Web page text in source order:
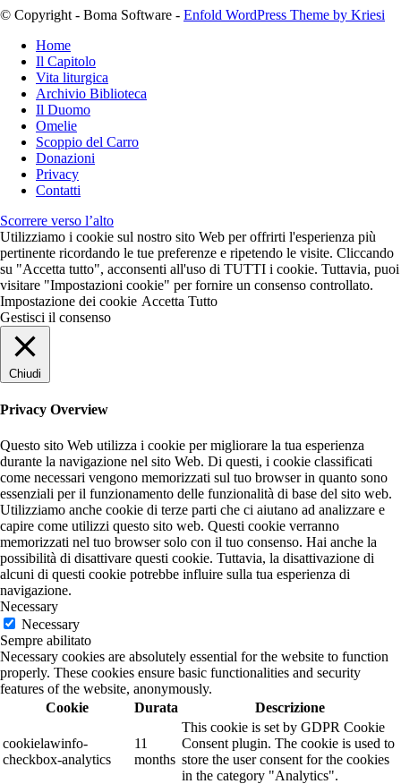
© Copyright - Boma Software - Enfold WordPress Theme by Kriesi
Home
Il Capitolo
Vita liturgica
Archivio Biblioteca
Il Duomo
Omelie
Scoppio del Carro
Donazioni
Privacy
Contatti
Scorrere verso l’alto
Utilizziamo i cookie sul nostro sito Web per offrirti l'esperienza più
pertinente ricordando le tue preferenze e ripetendo le visite. Cliccando
su "Accetta tutto", acconsenti all'uso di TUTTI i cookie. Tuttavia, puoi
visitare "Impostazioni cookie" per fornire un consenso controllato.
Impostazione dei cookie Accetta Tutto
Gestisci il consenso
Chiudi
Privacy Overview
Questo sito Web utilizza i cookie per migliorare la tua esperienza
durante la navigazione nel sito Web. Di questi, i cookie classificati
come necessari vengono memorizzati sul tuo browser in quanto sono
essenziali per il funzionamento delle funzionalità di base del sito web.
Utilizziamo anche cookie di terze parti che ci aiutano ad analizzare e
capire come utilizzi questo sito web. Questi cookie verranno
memorizzati nel tuo browser solo con il tuo consenso. Hai anche la
possibilità di disattivare questi cookie. Tuttavia, la disattivazione di
alcuni di questi cookie potrebbe influire sulla tua esperienza di
navigazione.
Necessary
Necessary
Sempre abilitato
Necessary cookies are absolutely essential for the website to function
properly. These cookies ensure basic functionalities and security
features of the website, anonymously.
Cookie
Durata Descrizione
cookielawinfo-
checkbox-analytics
11
months
This cookie is set by GDPR Cookie
Consent plugin. The cookie is used to
store the user consent for the cookies
in the category "Analytics".